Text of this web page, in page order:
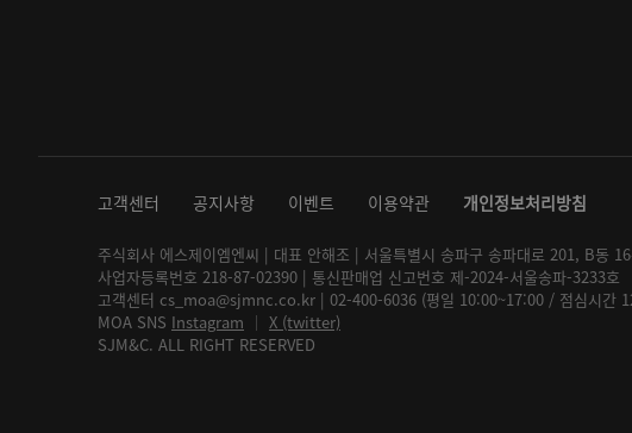
고객센터 공지사항 이벤트 이용약관 개인정보처리방침
주식회사 에스제이엠엔씨 | 대표 안해조 | 서울특별시 송파구 송파대로 201, B동
사업자등록번호 218-87-02390 | 통신판매업 신고번호 제-2024-서울송파-3233호
고객센터 cs_moa@sjmnc.co.kr | 02-400-6036 (평일 10:00~17:00 / 점심시간
MOA SNS Instagram │ X (twitter)
SJM&C. ALL RIGHT RESERVED